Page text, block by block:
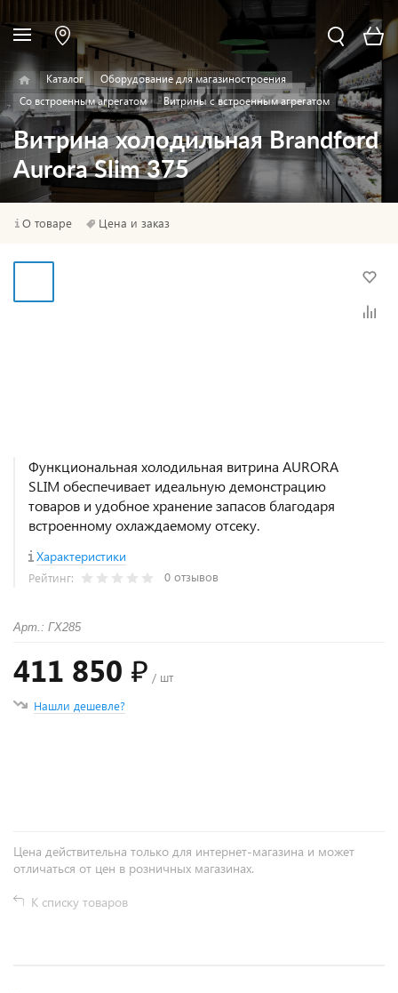
Каталог
Оборудование для магазиностроения
Со встроенным агрегатом
Витрины с встроенным агрегатом
Витрина холодильная Brandford
Aurora Slim 375
О товаре Цена и заказ
Функциональная холодильная витрина AURORA
SLIM обеспечивает идеальную демонстрацию
товаров и удобное хранение запасов благодаря
встроенному охлаждаемому отсеку.
Характеристики
Рейтинг: 0 отзывов
Арт.: ГХ285
411 850 ₽ / шт
Нашли дешевле?
Цена действительна только для интернет-магазина и может
отличаться от цен в розничных магазинах.
К списку товаров